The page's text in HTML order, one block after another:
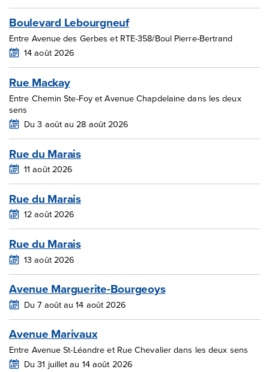
Boulevard Lebourgneuf
Entre Avenue des Gerbes et RTE-358/Boul Pierre-Bertrand
14 août 2026
Rue Mackay
Entre Chemin Ste-Foy et Avenue Chapdelaine dans les deux
sens
Du 3 août au 28 août 2026
Rue du Marais
11 août 2026
Rue du Marais
12 août 2026
Rue du Marais
13 août 2026
Avenue Marguerite-Bourgeoys
Du 7 août au 14 août 2026
Avenue Marivaux
Entre Avenue St-Léandre et Rue Chevalier dans les deux sens
Du 31 juillet au 14 août 2026